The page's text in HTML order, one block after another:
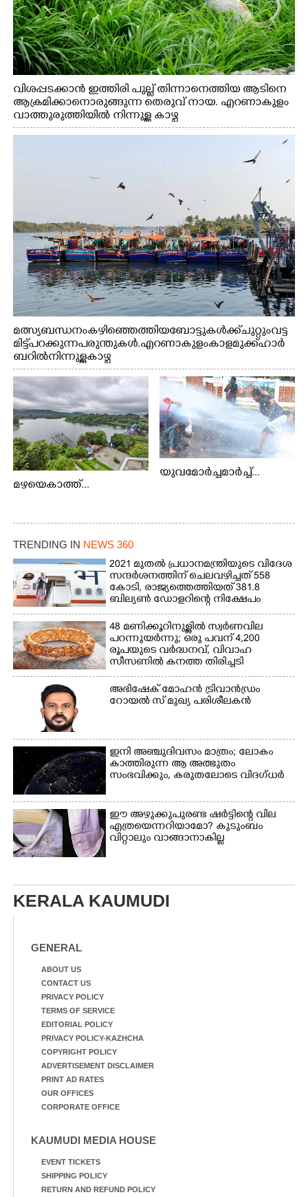
വിശപ്പടക്കാൻ ഇത്തിരി പുല്ല് തിന്നാനെത്തിയ ആടിനെ
ആക്രമിക്കാനൊരുങ്ങുന്ന തെരുവ് നായ. എറണാകുളം
വാത്തുരുത്തിയിൽ നിന്നുള്ള കാഴ്ച
മത്സ്യബന്ധനം കഴിഞ്ഞെത്തിയ ബോട്ടുകൾക്ക് ചുറ്റും വട്ട
മിട്ട് പറക്കുന്ന പരുന്തുകൾ. എറണാകുളം കാളമുക്ക് ഹാർ
ബറിൽ നിന്നുള്ള കാഴ്ച
മഴയെകാത്ത്...
യുവമോർച്ചമാർച്ച്...
TRENDING IN NEWS 360
2021 മുതൽ പ്രധാനമന്ത്രിയുടെ വിദേശ
സന്ദർശനത്തിന് ചെലവഴിച്ചത് 558
കോടി, രാജ്യത്തെത്തിയത് 381.8
ബില്യൺ ഡോളറിന്റെ നിക്ഷേപം
48 മണിക്കൂറിനുള്ളിൽ സ്വർണവില
പറന്നുയർന്നു; ഒരു പവന് 4,200
രൂപയുടെ വർദ്ധനവ്, വിവാഹ
സീസണിൽ കനത്ത തിരിച്ചടി
അഭിഷേക് മോഹൻ ട്രിവാൻഡ്രം
റോയൽ സ് മുഖ്യ പരിശീലകൻ
ഇനി അഞ്ചുദിവസം മാത്രം; ലോകം
കാത്തിരുന്ന ആ അത്ഭുതം
സംഭവിക്കും, കരുതലോടെ വിദഗ്ധർ
ഈ അഴുക്കുപുരണ്ട ഷർട്ടിന്റെ വില
എത്രയെന്നറിയാമോ? കുടുംബം
വിറ്റാലും വാങ്ങാനാകില്ല
KERALA KAUMUDI
GENERAL
ABOUT US
CONTACT US
PRIVACY POLICY
TERMS OF SERVICE
EDITORIAL POLICY
PRIVACY POLICY-KAZHCHA
COPYRIGHT POLICY
ADVERTISEMENT DISCLAIMER
PRINT AD RATES
OUR OFFICES
CORPORATE OFFICE
KAUMUDI MEDIA HOUSE
EVENT TICKETS
SHIPPING POLICY
RETURN AND REFUND POLICY